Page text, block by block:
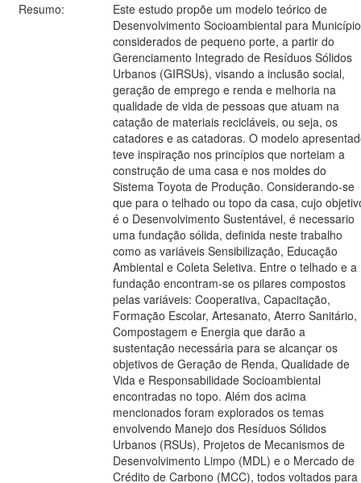
Resumo:
Este estudo propõe um modelo teórico de
Desenvolvimento Socioambiental para
considerados de pequeno porte, a partir do
Gerenciamento Integrado de Resíduos Sólidos
Urbanos (GIRSUs), visando a inclusão social,
geração de emprego e renda e melhoria na
qualidade de vida de pessoas que atuam na
catação de materiais recicláveis, ou seja, os
catadores e as catadoras. O modelo
teve inspiração nos princípios que norteiam a
construção de uma casa e nos moldes do
Sistema Toyota de Produção. Considerando-se
que para o telhado ou topo da casa, cujo
é o Desenvolvimento Sustentável, é necessario
uma fundação sólida, definida neste trabalho
como as variáveis Sensibilização, Educação
Ambiental e Coleta Seletiva. Entre o telhado e a
fundação encontram-se os pilares compostos
pelas variáveis: Cooperativa, Capacitação,
Formação Escolar, Artesanato, Aterro Sanitário,
Compostagem e Energia que darão a
sustentação necessária para se alcançar os
objetivos de Geração de Renda, Qualidade de
Vida e Responsabilidade Socioambiental
encontradas no topo. Além dos acima
mencionados foram explorados os temas
envolvendo Manejo dos Resíduos Sólidos
Urbanos (RSUs), Projetos de Mecanismos de
Desenvolvimento Limpo (MDL) e o Mercado de
Crédito de Carbono (MCC), todos voltados para